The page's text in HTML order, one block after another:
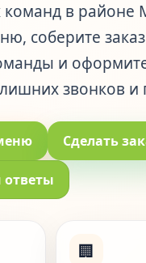
в районе
соберите
и
звонков и
Сделать
ответы
🏢